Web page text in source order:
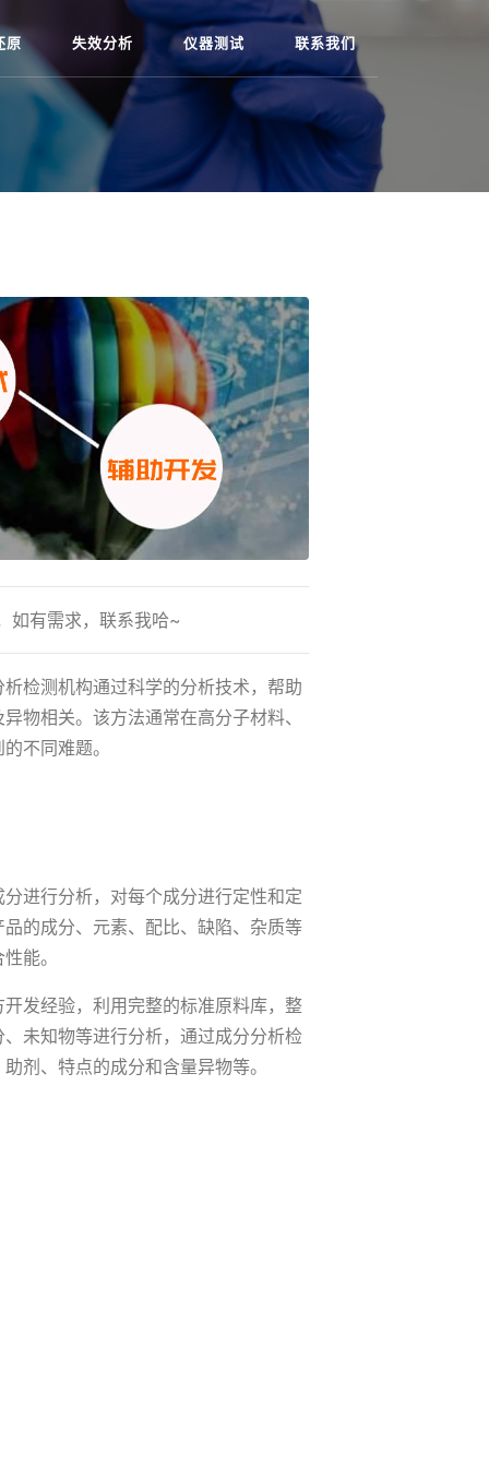
原 失效分析 仪器测试 联系我们
如有需求，联系我哈~
检测机构通过科学的分析技术，帮助
物相关。该方法通常在高分子材料、
不同难题。
进行分析，对每个成分进行定性和定
的成分、元素、配比、缺陷、杂质等
能。
发经验，利用完整的标准原料库，整
未知物等进行分析，通过成分分析检
剂、特点的成分和含量异物等。